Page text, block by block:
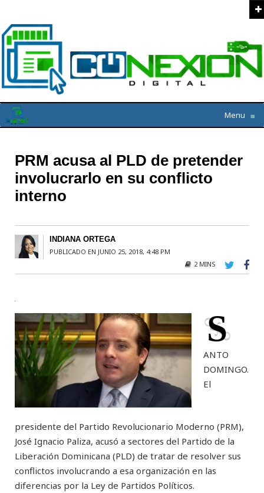
Menu ≡
PRM acusa al PLD de pretender
involucrarlo en su conflicto
interno
INDIANA ORTEGA
PUBLICADO EN JUNIO 25, 2018, 4:48 PM
2 MINS
S
ANTO
DOMINGO.
El
presidente del Partido Revolucionario Moderno (PRM),
José Ignacio Paliza, acusó a sectores del Partido de la
Liberación Dominicana (PLD) de tratar de resolver sus
conflictos involucrando a esa organización en las
diferencias por la Ley de Partidos Políticos.